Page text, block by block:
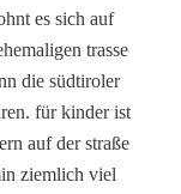
es sich auf
trasse
die südtiroler
für kinder ist
auf der straße
ziemlich viel